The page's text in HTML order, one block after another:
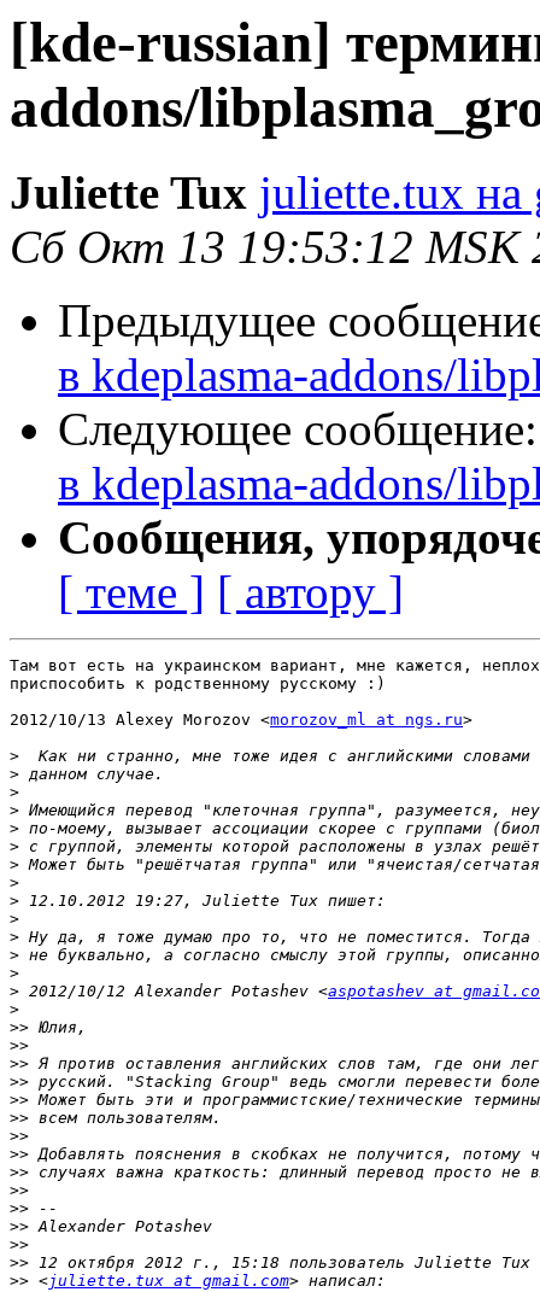
[kde-russian]
addons/
Juliette Tux juliette.tux на
Сб Окт 13 19:53:12 MSK
Предыдущее
в kdeplasma-addons/
Следующее
в kdeplasma-addons/
Сообщения,
[ теме ] [ автору ]
Там вот есть на украинском вариант, мне кажется,
приспособить к родственному русскому :)
2012/10/13 Alexey Morozov <morozov_ml at ngs.ru>
>
>
>
>
>
>
>
>
>
>
>
>
>
> 2012/10/12 Alexander Potashev <aspotashev at
>
>>
>>
>>
>>
>>
>>
>>
>>
>>
>>
>>
>>
>>
>>
>> <juliette.tux at gmail.com